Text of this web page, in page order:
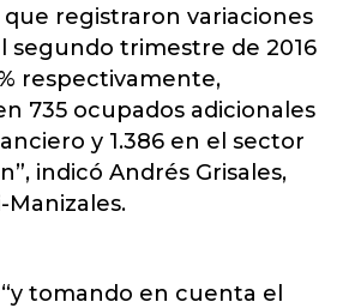
registraron variaciones
segundo trimestre de 2016
respectivamente,
735 ocupados adicionales
y 1.386 en el sector
indicó Andrés Grisales,
tomando en cuenta el